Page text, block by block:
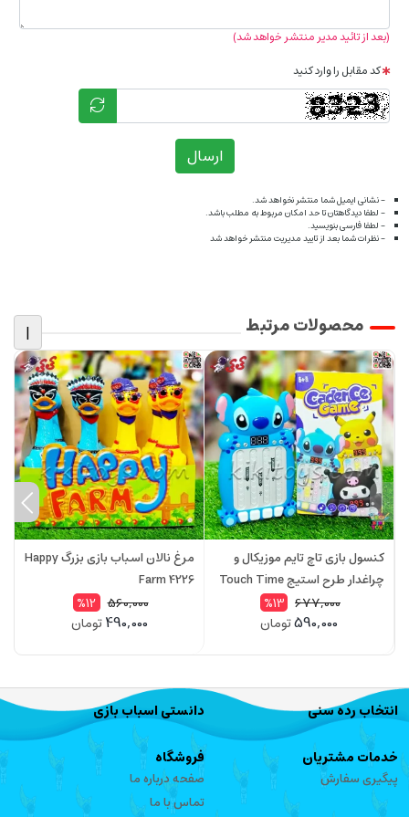
(بعد از تائید مدیر منتشر خواهد شد)
کد مقابل را وارد کنید
ارسال
- نشانی ایمیل شما منتشر نخواهد شد.
- لطفا دیدگاهتان تا حد امکان مربوط به مطلب باشد.
- لطفا فارسی بنویسید.
- نظرات شما بعد از تایید مدیریت منتشر خواهد شد
محصولات مرتبط |
کنسول بازی تاچ تایم موزیکال و
چراغدار طرح استیج Touch Time
677,000
%13
590,000تومان
مرغ نالان اسباب بازی بزرگ Happy
Farm 4226
560,000
%12
490,000تومان
انتخاب رده سنی دانستی اسباب بازی
خدمات مشتریان
پیگیری سفارش
فروشگاه
صفحه درباره ما
تماس با ما